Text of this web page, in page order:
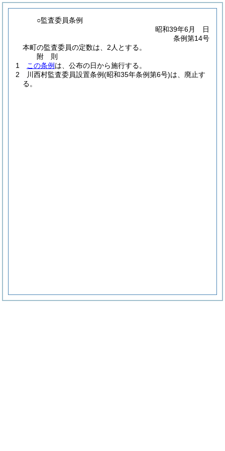
○監査委員条例
昭和39年6月 日
条例第14号
本町の監査委員の定数は、2人とする。
附 則
1
この条例 は、公布の日から施行する。
2
川西村監査委員設置条例(昭和35年条例第6号)は、廃止す
る。